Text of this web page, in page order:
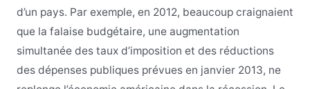
d’un pays. Par exemple, en 2012, beaucoup craignaient
que la falaise budgétaire, une augmentation
simultanée des taux d’imposition et des réductions
des dépenses publiques prévues en janvier 2013, ne